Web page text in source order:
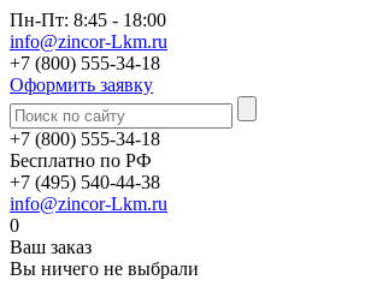
Пн-Пт: 8:45 - 18:00
info@zincor-Lkm.ru
+7 (800) 555-34-18
Оформить заявку
+7 (800) 555-34-18
Бесплатно по РФ
+7 (495) 540-44-38
info@zincor-Lkm.ru
0
Ваш заказ
Вы ничего не выбрали